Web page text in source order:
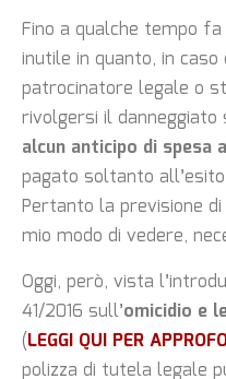
Fino a qualche tempo
inutile in quanto, in
patrocinatore legale o
rivolgersi il
alcun anticipo di spesa
pagato soltanto
Pertanto la previsione
mio modo di vedere,
Oggi, però, vista
41/2016 sull’omicidio e
(LEGGI QUI PER
polizza di tutela legale